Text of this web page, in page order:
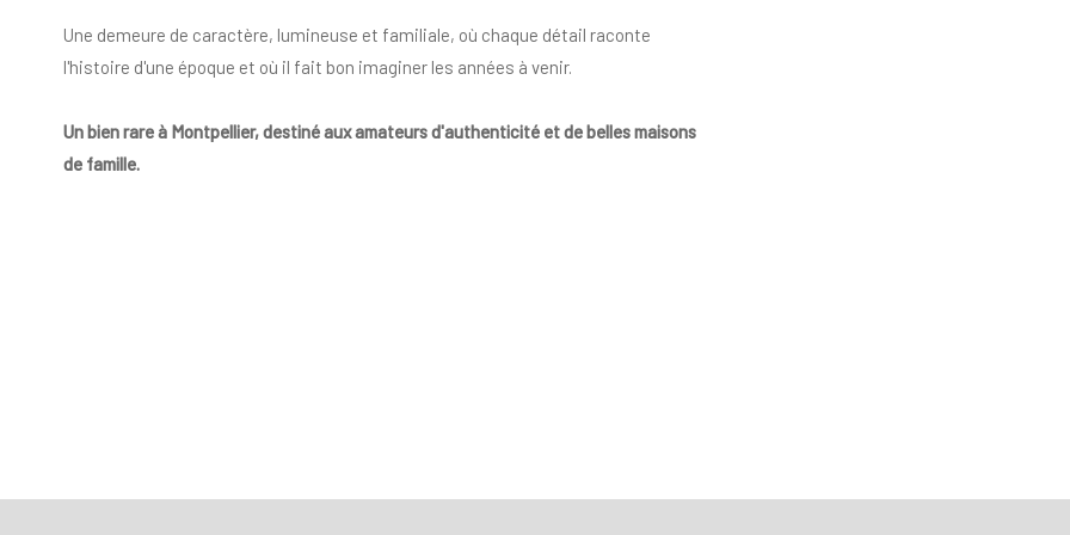
Une demeure de caractère, lumineuse et familiale, où chaque détail raconte
l'histoire d'une époque et où il fait bon imaginer les années à venir.
Un bien rare à Montpellier, destiné aux amateurs d'authenticité et de belles maisons
de famille.